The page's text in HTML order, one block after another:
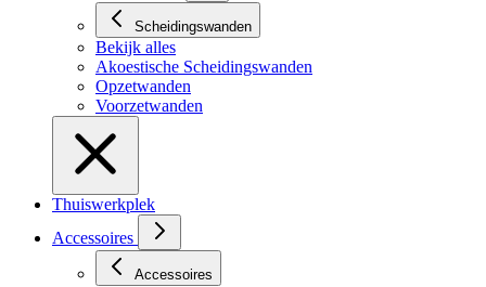
Scheidingswanden
Bekijk alles
Akoestische Scheidingswanden
Opzetwanden
Voorzetwanden
Thuiswerkplek
Accessoires
Accessoires